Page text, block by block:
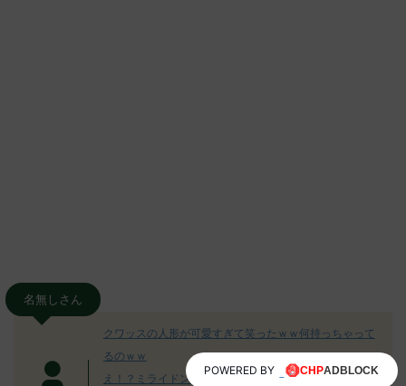
名無しさん
クワッスの人形が可愛すぎて笑ったｗｗ何持っちゃって
るのｗｗ
え！？ミライドンの人形が浮いてる！？これどういうこ
POWERED BY